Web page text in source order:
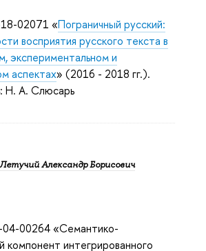
02071 «Пограничный русский:
восприятия русского текста в
экспериментальном и
аспектах» (2016 - 2018 гг.).
: Н. А. Слюсарь
Летучий Александр Борисович
04-00264 «Семантико-
компонент интегрированного